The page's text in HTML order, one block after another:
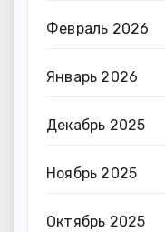
Февраль 2026
Январь 2026
Декабрь 2025
Ноябрь 2025
Октябрь 2025